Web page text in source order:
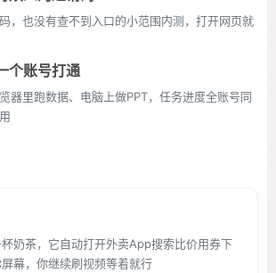
，也没有查不到入口的小范围内测，打开网页就
个账号打通
器里跑数据、电脑上做PPT，任务进度全账号同
奶茶，它自动打开外卖App搜索比价用券下
幕，你继续刷视频等着就行